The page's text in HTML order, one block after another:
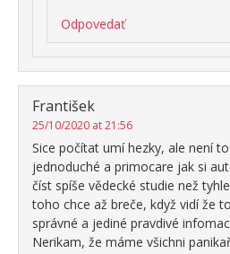
Odpovedať
František
25/10/2020 at 21:56
Sice počítat umí hezky, ale není
jednoduché a primocare jak si
číst spíše vědecké studie než
toho chce až breče, když vidí že
správné a jediné pravdivé
Nerikam, že máme všichni